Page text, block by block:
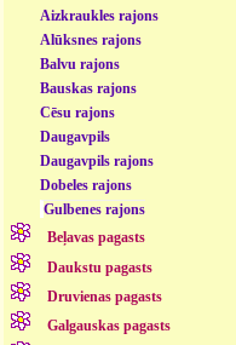
Aizkraukles rajons
Alūksnes rajons
Balvu rajons
Bauskas rajons
Cēsu rajons
Daugavpils
Daugavpils rajons
Dobeles rajons
Gulbenes rajons
Beļavas pagasts
Daukstu pagasts
Druvienas pagasts
Galgauskas pagasts